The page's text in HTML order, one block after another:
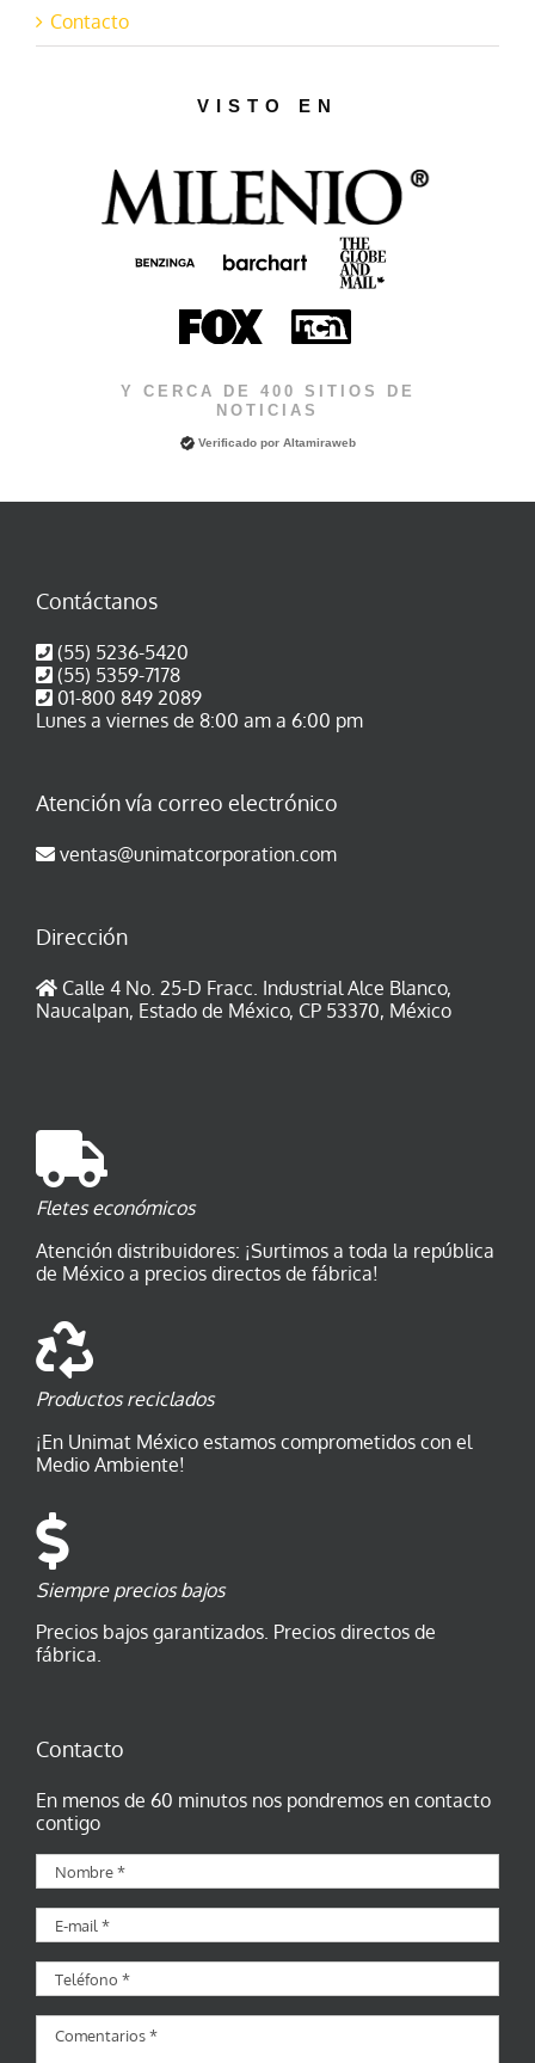
Contacto
VISTO EN
Y CERCA DE 400 SITIOS DE
NOTICIAS
Verificado por Altamiraweb
Contáctanos
(55) 5236-5420
(55) 5359-7178
01-800 849 2089
Lunes a viernes de 8:00 am a 6:00 pm
Atención vía correo electrónico
ventas@unimatcorporation.com
Dirección
Calle 4 No. 25-D Fracc. Industrial Alce Blanco,
Naucalpan, Estado de México, CP 53370, México
Fletes económicos
Atención distribuidores: ¡Surtimos a toda la república
de México a precios directos de fábrica!
Productos reciclados
¡En Unimat México estamos comprometidos con el
Medio Ambiente!
Siempre precios bajos
Precios bajos garantizados. Precios directos de
fábrica.
Contacto
En menos de 60 minutos nos pondremos en contacto
contigo